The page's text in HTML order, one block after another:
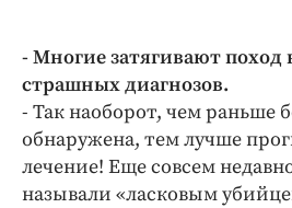
- Многие затягивают поход
страшных диагнозов.
- Так наоборот, чем раньше
обнаружена, тем лучше
лечение! Еще совсем
называли «ласковым